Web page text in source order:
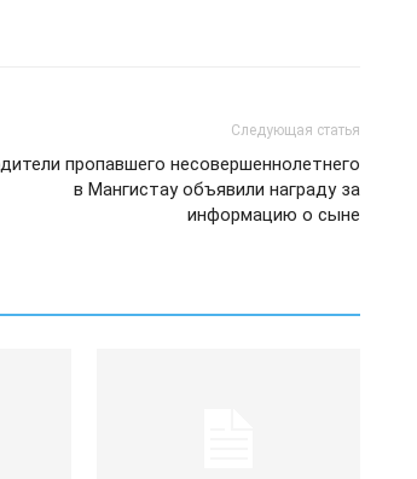
Следующая статья
пропавшего несовершеннолетнего
в Мангистау объявили награду за
информацию о сыне